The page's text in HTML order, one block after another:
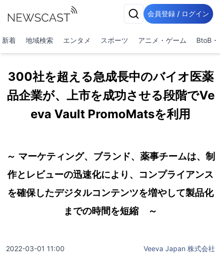
会員登録 / ログイン
新着 地域検索 エンタメ スポーツ アニメ・ゲーム BtoB・
300社を超える急成長中のバイオ医薬
品企業が、上市を成功させる段階でVe
eva Vault PromoMatsを利用
～ マーケティング、ブランド、薬事チームは、制
作とレビューの迅速化により、コンプライアンス
を確保したデジタルコンテンツを増やして製品化
までの時間を短縮 ～
2022-03-01 11:00 Veeva Japan 株式会社